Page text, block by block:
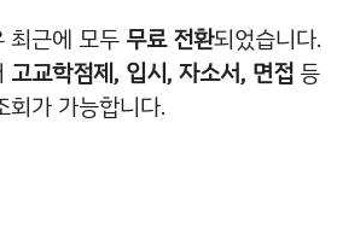
최근에 모두 무료 전환되었습니다.
고교학점제, 입시, 자소서, 면접 등
회가 가능합니다.